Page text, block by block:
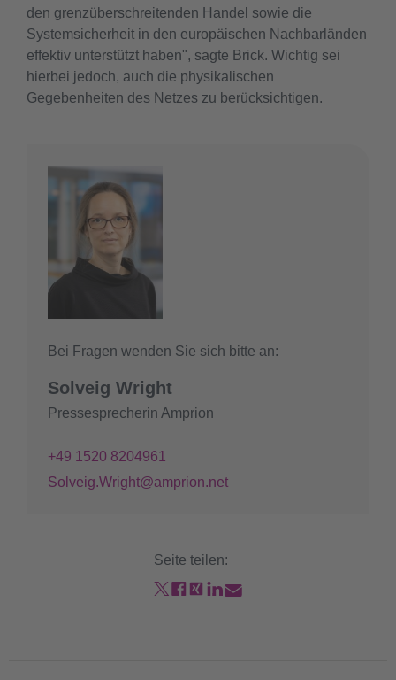
den grenzüberschreitenden Handel sowie die
Systemsicherheit in den europäischen Nachbarländen
effektiv unterstützt haben", sagte Brick. Wichtig sei
hierbei jedoch, auch die physikalischen
Gegebenheiten des Netzes zu berücksichtigen.
Bei Fragen wenden Sie sich bitte an:
Solveig Wright
Pressesprecherin Amprion
+49 1520 8204961
Solveig.Wright@amprion.net
Seite teilen: